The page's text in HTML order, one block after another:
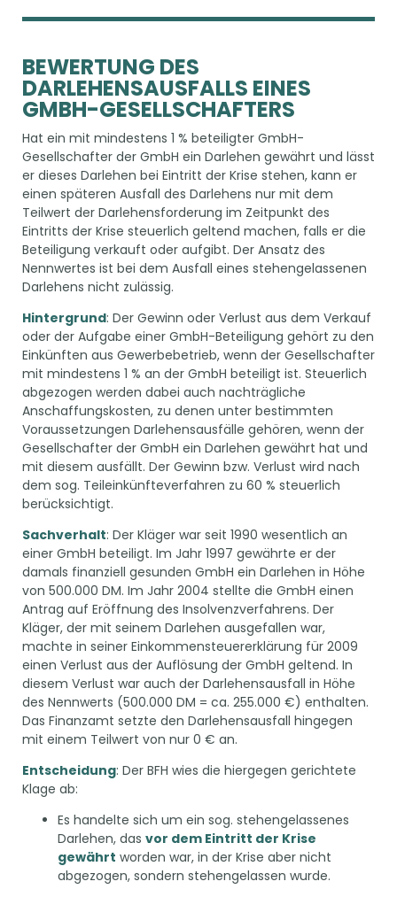
BEWERTUNG DES
DARLEHENSAUSFALLS EINES
GMBH-GESELLSCHAFTERS
Hat ein mit mindestens 1 % beteiligter GmbH-
Gesellschafter der GmbH ein Darlehen gewährt und lässt
er dieses Darlehen bei Eintritt der Krise stehen, kann er
einen späteren Ausfall des Darlehens nur mit dem
Teilwert der Darlehensforderung im Zeitpunkt des
Eintritts der Krise steuerlich geltend machen, falls er die
Beteiligung verkauft oder aufgibt. Der Ansatz des
Nennwertes ist bei dem Ausfall eines stehengelassenen
Darlehens nicht zulässig.
Hintergrund: Der Gewinn oder Verlust aus dem Verkauf
oder der Aufgabe einer GmbH-Beteiligung gehört zu den
Einkünften aus Gewerbebetrieb, wenn der Gesellschafter
mit mindestens 1 % an der GmbH beteiligt ist. Steuerlich
abgezogen werden dabei auch nachträgliche
Anschaffungskosten, zu denen unter bestimmten
Voraussetzungen Darlehensausfälle gehören, wenn der
Gesellschafter der GmbH ein Darlehen gewährt hat und
mit diesem ausfällt. Der Gewinn bzw. Verlust wird nach
dem sog. Teileinkünfteverfahren zu 60 % steuerlich
berücksichtigt.
Sachverhalt: Der Kläger war seit 1990 wesentlich an
einer GmbH beteiligt. Im Jahr 1997 gewährte er der
damals finanziell gesunden GmbH ein Darlehen in Höhe
von 500.000 DM. Im Jahr 2004 stellte die GmbH einen
Antrag auf Eröffnung des Insolvenzverfahrens. Der
Kläger, der mit seinem Darlehen ausgefallen war,
machte in seiner Einkommensteuererklärung für 2009
einen Verlust aus der Auflösung der GmbH geltend. In
diesem Verlust war auch der Darlehensausfall in Höhe
des Nennwerts (500.000 DM = ca. 255.000 €) enthalten.
Das Finanzamt setzte den Darlehensausfall hingegen
mit einem Teilwert von nur 0 € an.
Entscheidung: Der BFH wies die hiergegen gerichtete
Klage ab:
Es handelte sich um ein sog. stehengelassenes
Darlehen, das vor dem Eintritt der Krise
gewährt worden war, in der Krise aber nicht
abgezogen, sondern stehengelassen wurde.